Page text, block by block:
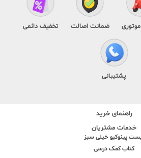
ضمانت اصالت تخفیف دائمی
پشتیبانی
راهنمای خرید
خدمات مشتریان
پینوکیو خیلی سبز
کتاب کمک درسی